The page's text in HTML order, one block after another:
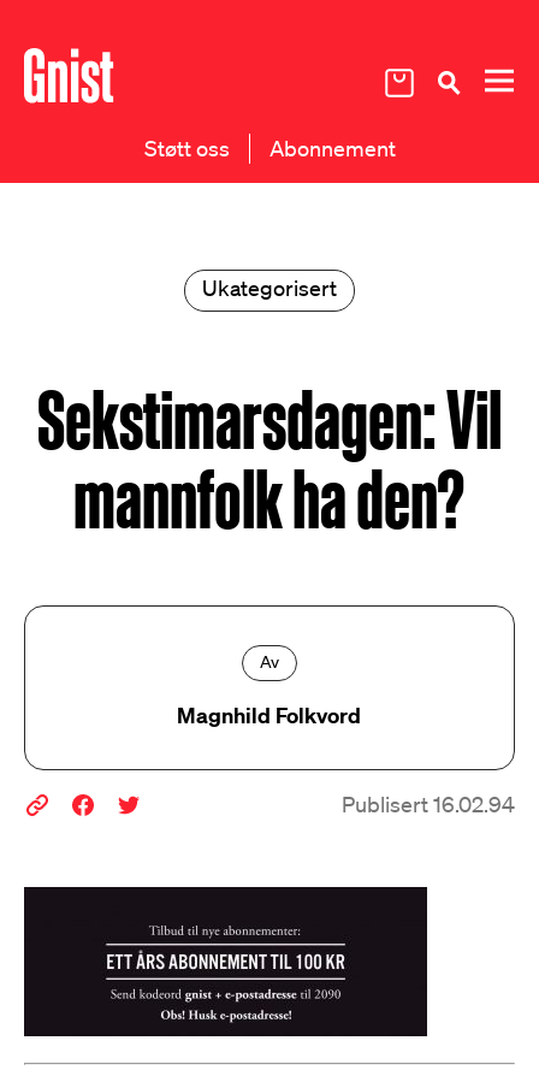
Støtt oss Abonnement
Ukategorisert
Sekstimarsdagen: Vil
mannfolk ha den?
Av
Magnhild Folkvord
Publisert 16.02.94